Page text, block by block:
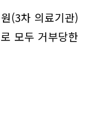
(3차 의료기관)
모두 거부당한